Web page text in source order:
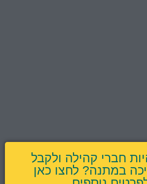
חברי קהילה ולקבל
במתנה? לחצו כאן